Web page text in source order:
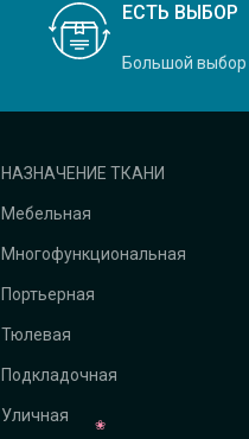
ЕСТЬ ВЫБОР
Большой выбор
НАЗНАЧЕНИЕ ТКАНИ
Мебельная
Многофункциональная
Портьерная
Тюлевая
Подкладочная
Уличная